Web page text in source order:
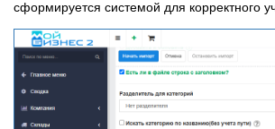
сформируется системой для корректного